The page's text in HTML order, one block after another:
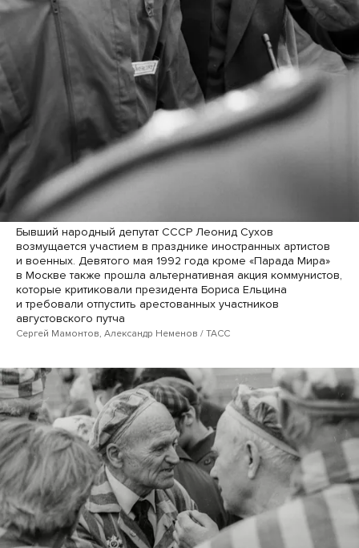
Бывший народный депутат СССР Леонид Сухов
возмущается участием в празднике иностранных артистов
и военных. Девятого мая 1992 года кроме «Парада Мира»
в Москве также прошла альтернативная акция коммунистов,
которые критиковали президента Бориса Ельцина
и требовали отпустить арестованных участников
августовского путча
Сергей Мамонтов, Александр Неменов / ТАСС